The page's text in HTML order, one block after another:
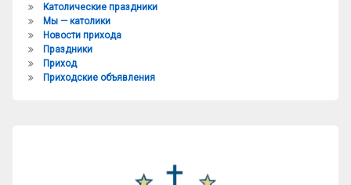
Католические праздники
Мы — католики
Новости прихода
Праздники
Приход
Приходские объявления